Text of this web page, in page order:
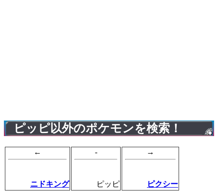
ピッピ以外のポケモンを検索！
←
ニドキング
-
ピッピ
→
ピクシー